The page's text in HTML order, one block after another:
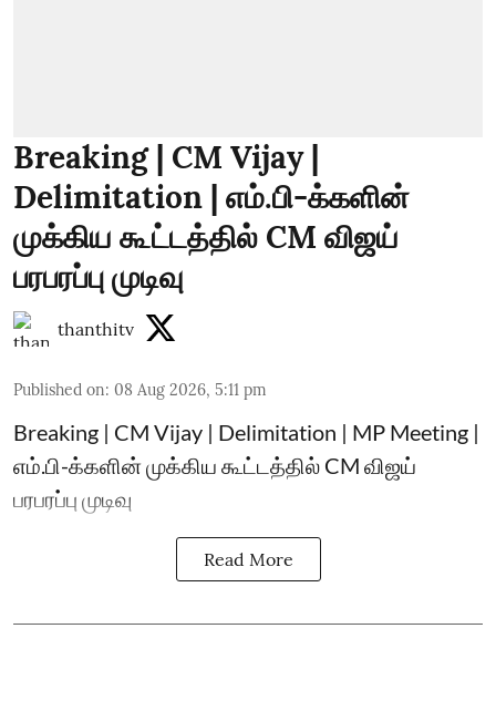
Breaking | CM Vijay |
Delimitation | எம்.பி-க்களின்
முக்கிய கூட்டத்தில் CM விஜய்
பரபரப்பு முடிவு
thanthitv
Published on: 08 Aug 2026, 5:11 pm
Breaking | CM Vijay | Delimitation | MP Meeting |
எம்.பி-க்களின் முக்கிய கூட்டத்தில் CM விஜய்
பரபரப்பு முடிவு
Read More